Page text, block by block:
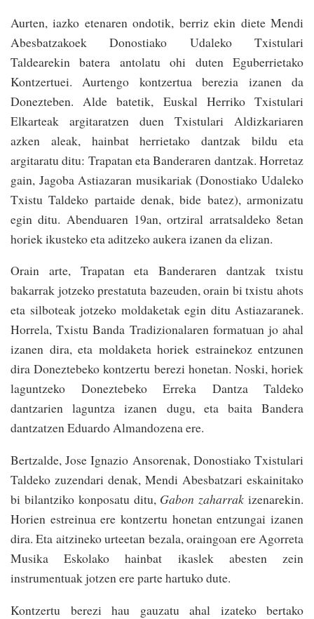
Aurten, iazko etenaren ondotik, berriz ekin diete Mendi
Abesbatzakoek Donostiako Udaleko Txistulari
Taldearekin batera antolatu ohi duten Eguberrietako
Kontzertuei. Aurtengo kontzertua berezia izanen da
Donezteben. Alde batetik, Euskal Herriko Txistulari
Elkarteak argitaratzen duen Txistulari Aldizkariaren
azken aleak, hainbat herrietako dantzak bildu eta
argitaratu ditu: Trapatan eta Banderaren dantzak. Horretaz
gain, Jagoba Astiazaran musikariak (Donostiako Udaleko
Txistu Taldeko partaide denak, bide batez), armonizatu
egin ditu. Abenduaren 19an, ortziral arratsaldeko 8etan
horiek ikusteko eta aditzeko aukera izanen da elizan.
Orain arte, Trapatan eta Banderaren dantzak txistu
bakarrak jotzeko prestatuta bazeuden, orain bi txistu ahots
eta silboteak jotzeko moldaketak egin ditu Astiazaranek.
Horrela, Txistu Banda Tradizionalaren formatuan jo ahal
izanen dira, eta moldaketa horiek estrainekoz entzunen
dira Doneztebeko kontzertu berezi honetan. Noski, horiek
laguntzeko Doneztebeko Erreka Dantza Taldeko
dantzarien laguntza izanen dugu, eta baita Bandera
dantzatzen Eduardo Almandozena ere.
Bertzalde, Jose Ignazio Ansorenak, Donostiako Txistulari
Taldeko zuzendari denak, Mendi Abesbatzari eskainitako
bi bilantziko konposatu ditu, Gabon zaharrak izenarekin.
Horien estreinua ere kontzertu honetan entzungai izanen
dira. Eta aitzineko urteetan bezala, oraingoan ere Agorreta
Musika Eskolako hainbat ikaslek abesten zein
instrumentuak jotzen ere parte hartuko dute.
Kontzertu berezi hau gauzatu ahal izateko bertako